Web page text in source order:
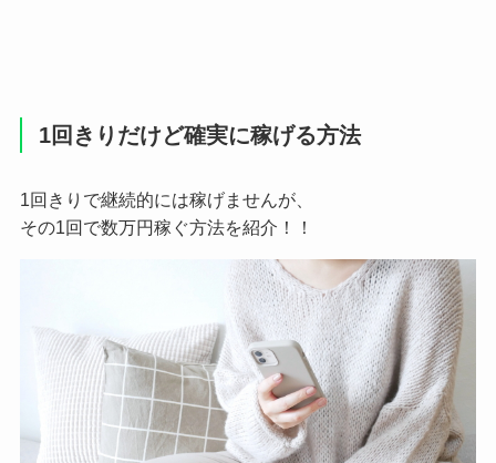
1回きりだけど確実に稼げる方法
1回きりで継続的には稼げませんが、
その1回で数万円稼ぐ方法を紹介！！